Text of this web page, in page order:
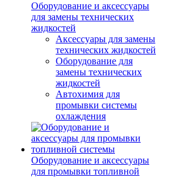
Оборудование и аксессуары
для замены технических
жидкостей
Аксессуары для замены
технических жидкостей
Оборудование для
замены технических
жидкостей
Автохимия для
промывки системы
охлаждения
Оборудование и аксессуары
для промывки топливной